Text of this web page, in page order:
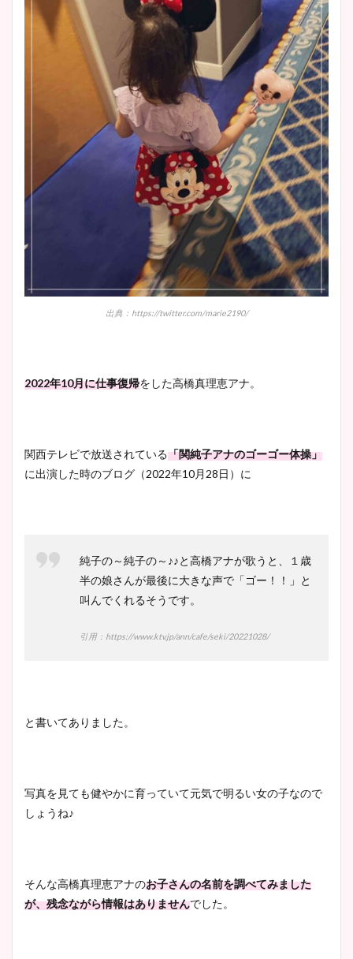
まとめた！
出典：https://twitter.com/marie2190/
2022年10月に仕事復帰をした高橋真理恵アナ。
関西テレビで放送されている「関純子アナのゴーゴー体操」
に出演した時のブログ（2022年10月28日）に
純子の～純子の～♪♪と高橋アナが歌うと、１歳
半の娘さんが最後に大きな声で「ゴー！！」と
叫んでくれるそうです。
引用：https://www.ktv.jp/ann/cafe/seki/20221028/
と書いてありました。
写真を見ても健やかに育っていて元気で明るい女の子なので
しょうね♪
そんな高橋真理恵アナのお子さんの名前を調べてみました
が、残念ながら情報はありませんでした。